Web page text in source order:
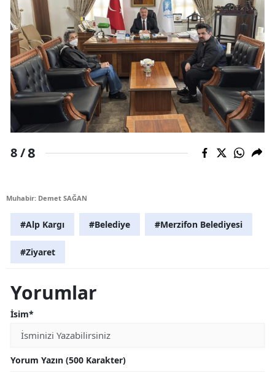
8 /8
Muhabir: Demet SAĞAN
#Alp Kargı #Belediye #Merzifon Belediyesi
#Ziyaret
Yorumlar
İsim*
Yorum Yazın (500 Karakter)